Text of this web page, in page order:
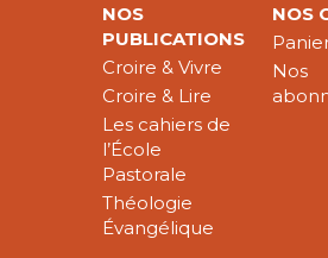
NOS
PUBLICATIONS
Croire & Vivre
Croire & Lire
Les cahiers de
l’École
Pastorale
Théologie
Évangélique
NOS
Nos